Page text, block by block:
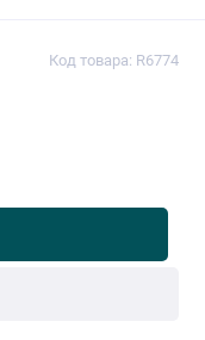
Код товара: R6774